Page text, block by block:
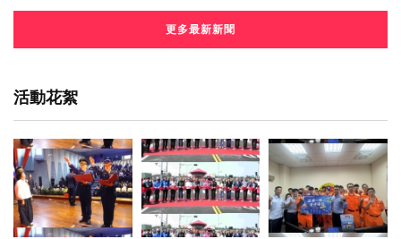
更多最新新聞
活動花絮